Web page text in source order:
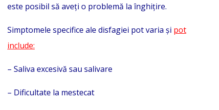
este posibil să aveți o problemă la înghițire.
Simptomele specifice ale disfagiei pot varia și pot
include:
– Saliva excesivă sau salivare
– Dificultate la mestecat